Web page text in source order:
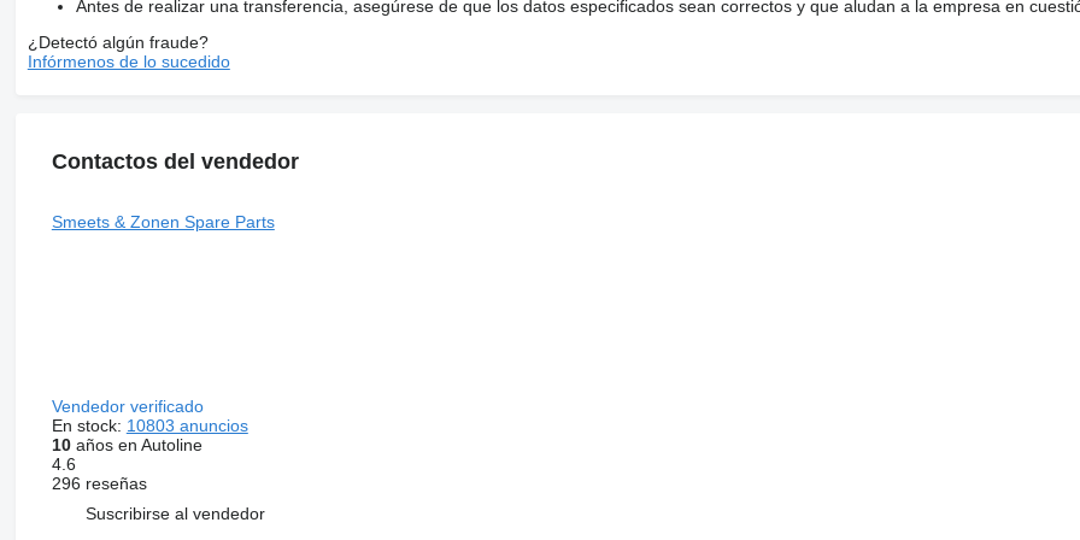
Antes de realizar una transferencia, asegúrese de que los datos especificados sean correctos y que aludan a la empresa en
¿Detectó algún fraude?
Infórmenos de lo sucedido
Contactos del vendedor
Smeets & Zonen Spare Parts
Vendedor verificado
En stock: 10803 anuncios
10años en Autoline
4.6
296 reseñas
Suscribirse al vendedor